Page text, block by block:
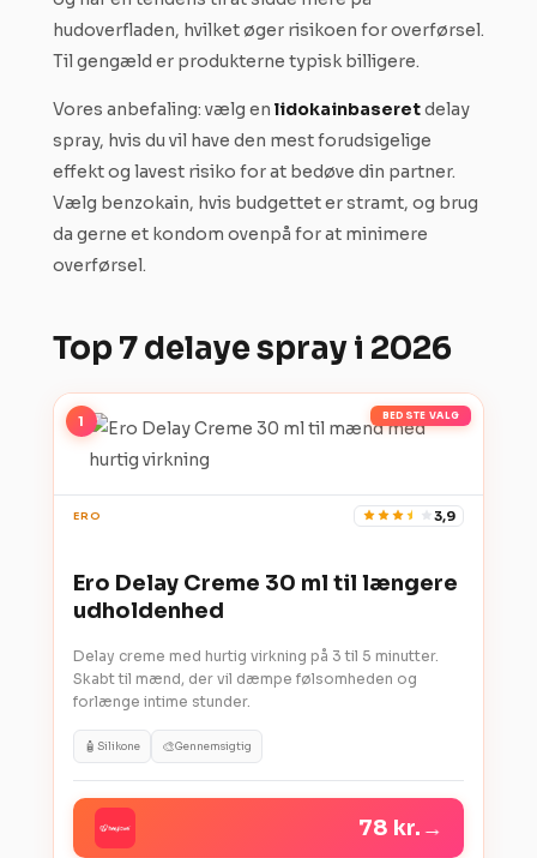
hudoverfladen, hvilket øger risikoen for overførsel.
Til gengæld er produkterne typisk billigere.
Vores anbefaling: vælg en lidokainbaseretdelay
spray, hvis du vil have den mest forudsigelige
effekt og lavest risiko for at bedøve din partner.
Vælg benzokain, hvis budgettet er stramt, og brug
da gerne et kondom ovenpå for at minimere
overførsel.
Top 7 delaye spray i 2026
1 BEDSTE VALG
ERO 3,9
Ero Delay Creme 30 ml til længere
udholdenhed
Delay creme med hurtig virkning på 3 til 5 minutter.
Skabt til mænd, der vil dæmpe følsomheden og
forlænge intime stunder.
🧴 Silikone 🎨Gennemsigtig
78 kr. →